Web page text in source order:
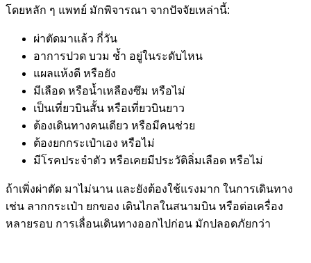
โดยหลัก ๆ แพทย์ มักพิจารณา จากปัจจัยเหล่านี้:
ผ่าตัดมาแล้ว กี่วัน
อาการปวด บวม ช้ำ อยู่ในระดับไหน
แผลแห้งดี หรือยัง
มีเลือด หรือน้ำเหลืองซึม หรือไม่
เป็นเที่ยวบินสั้น หรือเที่ยวบินยาว
ต้องเดินทางคนเดียว หรือมีคนช่วย
ต้องยกกระเป๋าเอง หรือไม่
มีโรคประจำตัว หรือเคยมีประวัติลิ่มเลือด หรือไม่
ถ้าเพิ่งผ่าตัด มาไม่นาน และยังต้องใช้แรงมาก ในการเดินทาง
เช่น ลากกระเป๋า ยกของ เดินไกลในสนามบิน หรือต่อเครื่อง
หลายรอบ การเลื่อนเดินทางออกไปก่อน มักปลอดภัยกว่า